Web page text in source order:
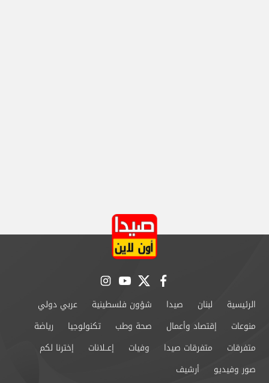
facebook
twitter
youtube
instagram
الرئيسية لبنان صيدا شؤون فلسطينية
عربي دولي
منوعات
إقتصاد وأعمال صحة وطب تكنولوجيا
رياضة
متفرقات
متفرقات صيدا وفيات إعــلانات
إخترنا لكم
صور وفيديو
أرشيف